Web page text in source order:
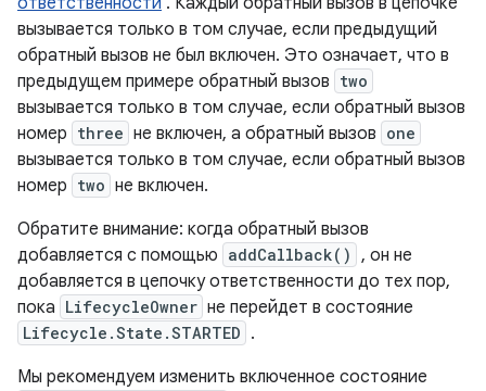
вызывается только в том случае, если предыдущий
обратный вызов не был включен. Это означает, что в
предыдущем примере обратный вызов two
вызывается только в том случае, если обратный вызов
номер three не включен, а обратный вызов one
вызывается только в том случае, если обратный вызов
номер two не включен.
Обратите внимание: когда обратный вызов
добавляется с помощью addCallback() , он не
добавляется в цепочку ответственности до тех пор,
пока LifecycleOwner не перейдет в состояние
Lifecycle.State.STARTED .
Мы рекомендуем изменить включенное состояние